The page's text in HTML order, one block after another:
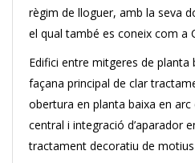
règim de lloguer, amb la seva
el qual també es coneix com a
Edifici entre mitgeres de planta
façana principal de clar
obertura en planta baixa en
central i integració d’aparador
tractament decoratiu de